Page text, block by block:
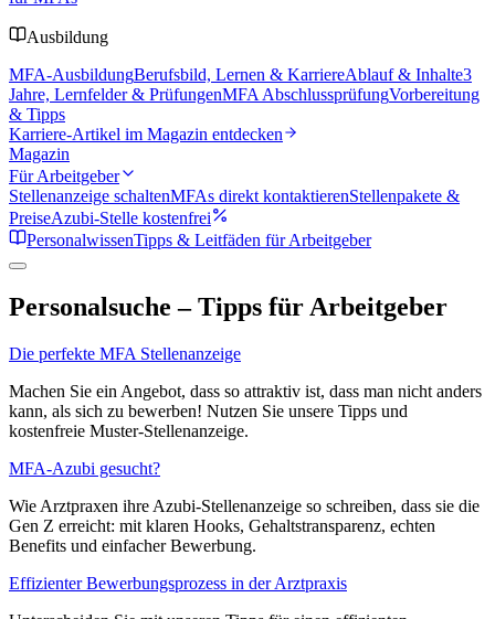
Ausbildung
MFA-AusbildungBerufsbild, Lernen & KarriereAblauf & Inhalte3
Jahre, Lernfelder & PrüfungenMFA AbschlussprüfungVorbereitung
& Tipps
Karriere-Artikel im Magazin entdecken
Magazin
Für Arbeitgeber
Stellenanzeige schaltenMFAs direkt kontaktierenStellenpakete &
PreiseAzubi-Stelle kostenfrei
PersonalwissenTipps & Leitfäden für Arbeitgeber
Personalsuche – Tipps für Arbeitgeber
Die perfekte MFA Stellenanzeige
Machen Sie ein Angebot, dass so attraktiv ist, dass man nicht anders
kann, als sich zu bewerben! Nutzen Sie unsere Tipps und
kostenfreie Muster-Stellenanzeige.
MFA-Azubi gesucht?
Wie Arztpraxen ihre Azubi-Stellenanzeige so schreiben, dass sie die
Gen Z erreicht: mit klaren Hooks, Gehaltstransparenz, echten
Benefits und einfacher Bewerbung.
Effizienter Bewerbungsprozess in der Arztpraxis